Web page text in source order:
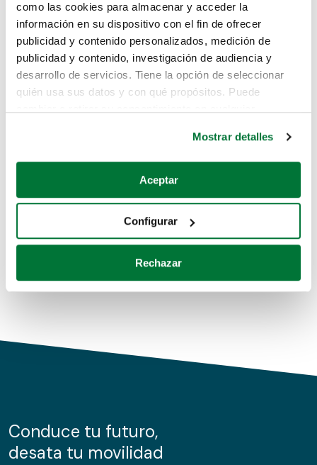
como las cookies para almacenar y acceder la
información en su dispositivo con el fin de ofrecer
publicidad y contenido personalizados, medición de
publicidad y contenido, investigación de audiencia y
desarrollo de servicios. Tiene la opción de seleccionar
quién usa sus datos y con qué propósitos. Puede
Si lo permite, también quisiéramos:
Recopilar información sobre su ubicación geográfica
Identificar su dispositivo analizándolo activamente
para buscar características específicas (huellas
Obtenga más información sobre cómo se procesan sus
de cookies.
información sobre el uso que haga del sitio web con
nuestros partners de redes sociales, publicidad y análisis
Mostrar detalles
Aceptar
Configurar
Rechazar
Lo sentimos, no sabemos como
te hemos traido hasta aquí.
Pero puedes encontrar el coche que estás
buscando en alguno de estos enlaces:
Coches de segunda mano
Coches de km0
Conduce tu futuro,
desata tu movilidad